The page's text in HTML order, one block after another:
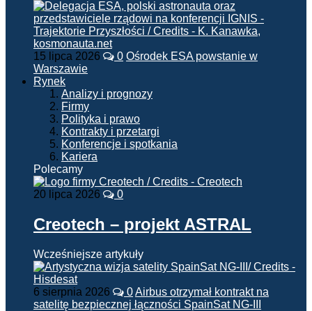
15 lipca 2026 0 Ośrodek ESA powstanie w
Warszawie
Rynek
Analizy i prognozy
Firmy
Polityka i prawo
Kontrakty i przetargi
Konferencje i spotkania
Kariera
Polecamy
20 lipca 2026 0
Creotech – projekt ASTRAL
Wcześniejsze artykuły
6 sierpnia 2026 0Airbus otrzymał kontrakt na
satelitę bezpiecznej łączności SpainSat NG-III